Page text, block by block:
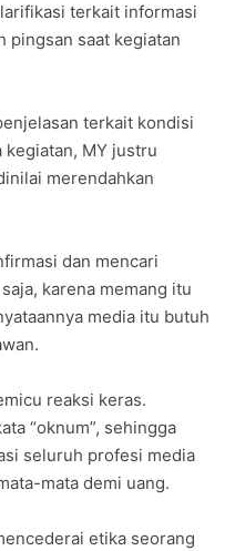
terkait informasi
pingsan saat kegiatan
terkait kondisi
kegiatan, MY justru
merendahkan
dan mencari
karena memang itu
media itu butuh
reaksi keras.
“oknum”, sehingga
seluruh profesi media
mata demi uang.
etika seorang